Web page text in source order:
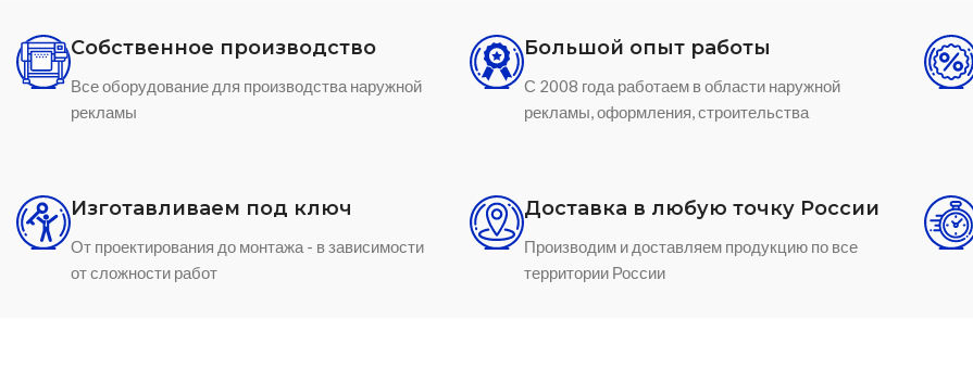
Собственное производство
Все оборудование для производства наружной
рекламы
Большой опыт работы
С 2008 года работаем в области наружной
рекламы, оформления, строительства
Изготавливаем под ключ
От проектирования до монтажа - в зависимости
от сложности работ
Доставка в любую точку России
Производим и доставляем продукцию по все
территории России